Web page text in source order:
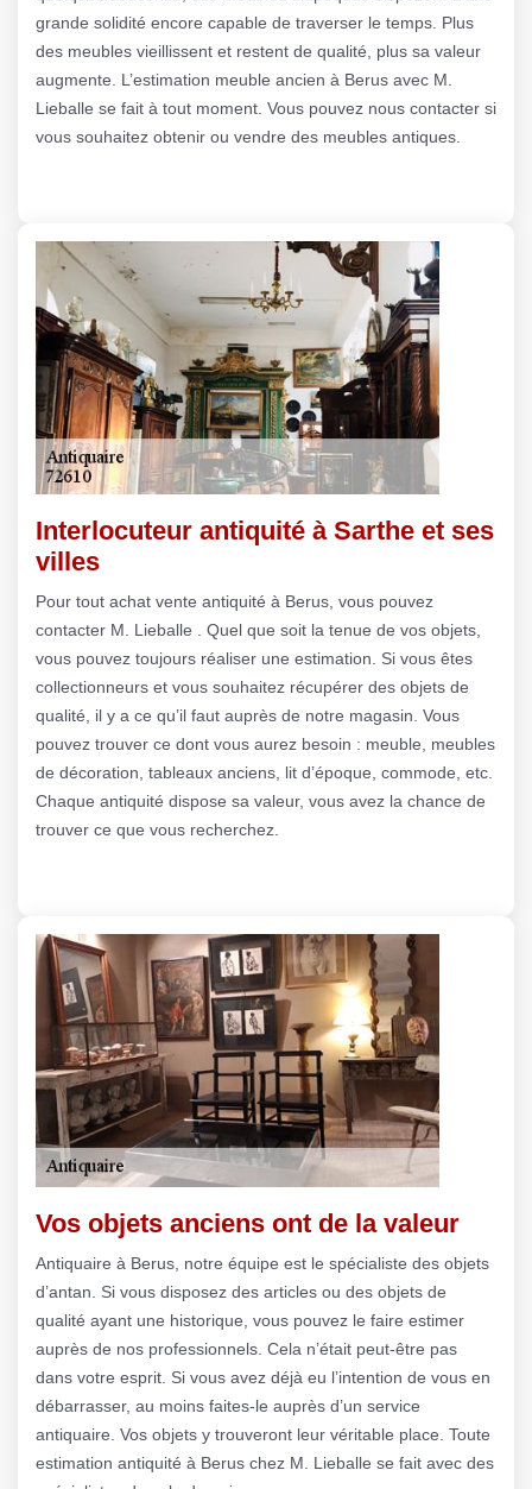
grande solidité encore capable de traverser le temps. Plus
des meubles vieillissent et restent de qualité, plus sa valeur
augmente. L’estimation meuble ancien à Berus avec M.
Lieballe se fait à tout moment. Vous pouvez nous contacter si
vous souhaitez obtenir ou vendre des meubles antiques.
Interlocuteur antiquité à Sarthe et ses
villes
Pour tout achat vente antiquité à Berus, vous pouvez
contacter M. Lieballe . Quel que soit la tenue de vos objets,
vous pouvez toujours réaliser une estimation. Si vous êtes
collectionneurs et vous souhaitez récupérer des objets de
qualité, il y a ce qu’il faut auprès de notre magasin. Vous
pouvez trouver ce dont vous aurez besoin : meuble, meubles
de décoration, tableaux anciens, lit d’époque, commode, etc.
Chaque antiquité dispose sa valeur, vous avez la chance de
trouver ce que vous recherchez.
Vos objets anciens ont de la valeur
Antiquaire à Berus, notre équipe est le spécialiste des objets
d’antan. Si vous disposez des articles ou des objets de
qualité ayant une historique, vous pouvez le faire estimer
auprès de nos professionnels. Cela n’était peut-être pas
dans votre esprit. Si vous avez déjà eu l’intention de vous en
débarrasser, au moins faites-le auprès d’un service
antiquaire. Vos objets y trouveront leur véritable place. Toute
estimation antiquité à Berus chez M. Lieballe se fait avec des